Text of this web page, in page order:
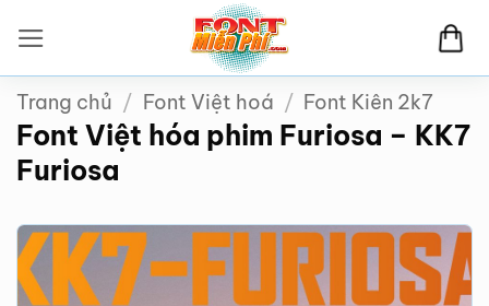
qua
nội
dung
Trang chủ / Font Việt hoá / Font Kiên 2k7
Font Việt hóa phim Furiosa – KK7
Furiosa